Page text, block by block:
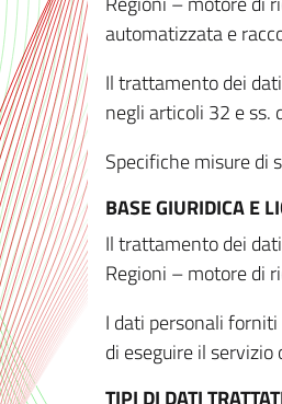
automatizzata e
Il trattamento dei
negli articoli 32 e ss.
Specifiche misure di
BASE GIURIDICA E
Il trattamento dei
Regioni – motore di
I dati personali
di eseguire il
TIPI DI DATI